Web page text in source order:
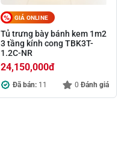
GIÁ ONLINE
Tủ trưng bày bánh kem 1m2
3 tầng kính cong TBK3T-
1.2C-NR
24,150,000đ
Đã bán: 11 0 Đánh giá